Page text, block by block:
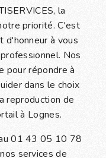
la
priorité. C'est
d'honneur à vous
Nos
pour répondre à
dans le choix
reproduction de
à Lognes.
01 43 05 10 78
services de